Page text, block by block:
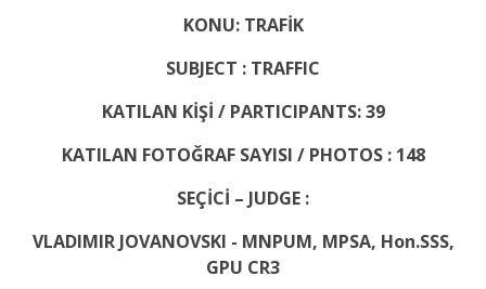
KONU: TRAFİK
SUBJECT : TRAFFIC
KATILAN KİŞİ / PARTICIPANTS: 39
KATILAN FOTOĞRAF SAYISI / PHOTOS : 148
SEÇİCİ – JUDGE :
VLADIMIR JOVANOVSKI - MNPUM, MPSA, Hon.SSS,
GPU CR3